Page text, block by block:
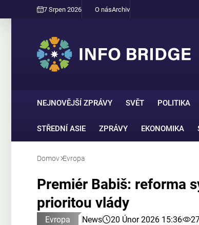
7 Srpen 2026 O násArchiv
NEJNOVĚJŠÍ ZPRÁVY SVĚT POLITIKA
STŘEDNÍ ASIE ZPRÁVY EKONOMIKA
Domov Evropa
Premiér Babiš: reforma
prioritou vlády
Evropa News 20 Únor 2026 15:36